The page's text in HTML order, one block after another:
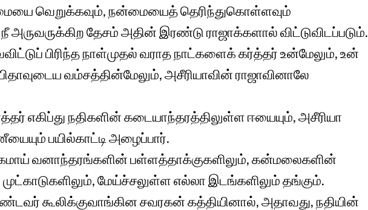
வெறுக்கவும், நன்மையைத் தெரிந்துகொள்ளவும்
அருவருக்கிற தேசம் அதின் இரண்டு ராஜாக்களால் விட்டுவிடப்படும்.
பிரிந்த நாள்முதல் வராத நாட்களைக் கர்த்தர் உன்மேலும், உன்
வம்சத்தின்மேலும், அசீரியாவின் ராஜாவினாலே
எகிப்து நதிகளின் கடையாந்தரத்திலுள்ள ஈயையும், அசீரியா
பயில்காட்டி அழைப்பார்.
வனாந்தரங்களின் பள்ளத்தாக்குகளிலும், கன்மலைகளின்
முட்காடுகளிலும், மேய்ச்சலுள்ள எல்லா இடங்களிலும் தங்கும்.
கூலிக்குவாங்கின சவரகன் கத்தியினால், அதாவது, நதியின்